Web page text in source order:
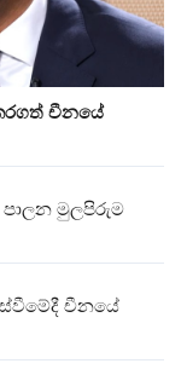
චීනයේ
මුලපිරුම
චීනයේ